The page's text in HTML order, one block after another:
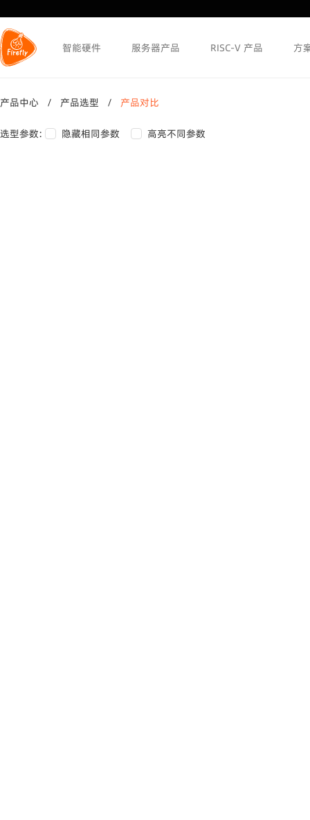
智能硬件 服务器产品 RISC-V 产品 方
产品中心 / 产品选型 / 产品对比
选型参数: 隐藏相同参数 高亮不同参数